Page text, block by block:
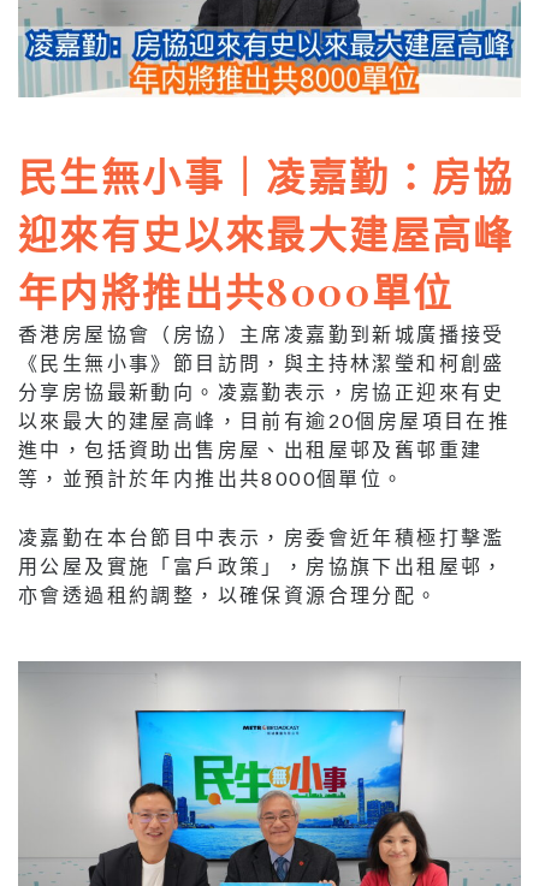
民生無小事｜凌嘉勤：房協
迎來有史以來最大建屋高峰
年内將推出共8000單位
香港房屋協會（房協）主席凌嘉勤到新城廣播接受
《民生無小事》節目訪問，與主持林潔瑩和柯創盛
分享房協最新動向。凌嘉勤表示，房協正迎來有史
以來最大的建屋高峰，目前有逾20個房屋項目在推
進中，包括資助出售房屋、出租屋邨及舊邨重建
等，並預計於年内推出共8000個單位。
凌嘉勤在本台節目中表示，房委會近年積極打擊濫
用公屋及實施「富戶政策」，房協旗下出租屋邨，
亦會透過租約調整，以確保資源合理分配。